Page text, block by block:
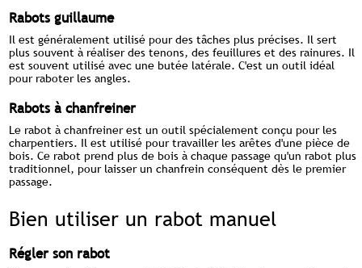
Rabots guillaume
Il est généralement utilisé pour des tâches plus précises. Il sert
plus souvent à réaliser des tenons, des feuillures et des rainures. Il
est souvent utilisé avec une butée latérale. C'est un outil idéal
pour raboter les angles.
Rabots à chanfreiner
Le rabot à chanfreiner est un outil spécialement conçu pour les
charpentiers. Il est utilisé pour travailler les arêtes d'une pièce de
bois. Ce rabot prend plus de bois à chaque passage qu'un rabot plus
traditionnel, pour laisser un chanfrein conséquent dès le premier
passage.
Bien utiliser un rabot manuel
Régler son rabot